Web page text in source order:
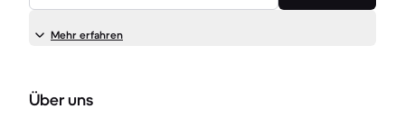
Mehr erfahren
Über uns